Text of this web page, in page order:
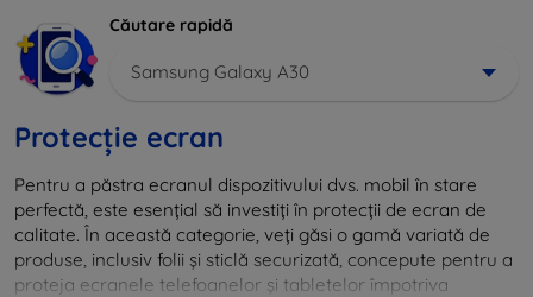
Căutare rapidă
Samsung Galaxy A30
Protecție ecran
Pentru a păstra ecranul dispozitivului dvs. mobil în stare
perfectă, este esențial să investiți în protecții de ecran de
calitate. În această categorie, veți găsi o gamă variată de
produse, inclusiv folii și sticlă securizată, concepute pentru a
proteja ecranele telefoanelor și tabletelor împotriva